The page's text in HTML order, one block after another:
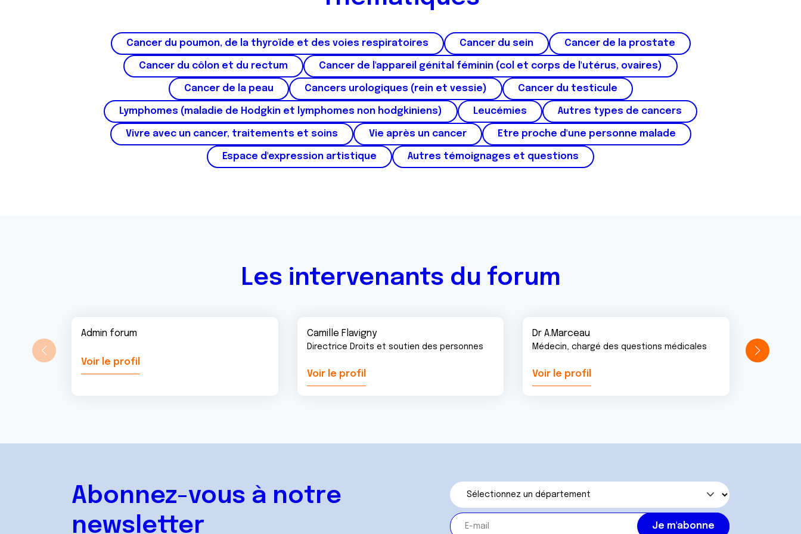
n
t
n
t
Cancer du poumon, de la thyroïde et des voies respiratoires Cancer du sein Cancer de la prostate
Cancer du côlon et du rectum Cancer de l'appareil génital féminin (col et corps de l'utérus, ovaires)
Cancer de la peau Cancers urologiques (rein et vessie) Cancer du testicule
Lymphomes (maladie de Hodgkin et lymphomes non hodgkiniens) Leucémies Autres types de cancers
Vivre avec un cancer, traitements et soins Vie après un cancer Etre proche d'une personne malade
Espace d'expression artistique Autres témoignages et questions
Les intervenants du forum
Admin forum
Voir le profil
Camille Flavigny
Directrice Droits et soutien des personnes
Voir le profil
Dr A.Marceau
Médecin, chargé des questions médicales
Voir le profil
Abonnez-vous à notre
newsletter